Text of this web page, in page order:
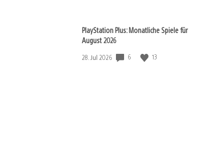
PlayStation Plus: Monatliche Spiele für
August 2026
Veröffentlichungsdatum:
28. Jul 2026 6 13